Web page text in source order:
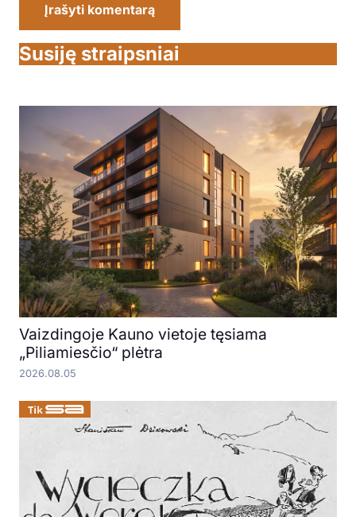
Įrašyti komentarą
Susiję straipsniai
Vaizdingoje Kauno vietoje tęsiama
„Piliamiesčio“ plėtra
2026.08.05